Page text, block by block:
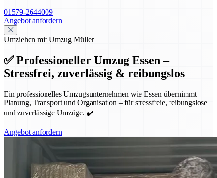
01579-2644009
Angebot anfordern
Umziehen mit Umzug Müller
✅ Professioneller Umzug Essen –
Stressfrei, zuverlässig & reibungslos
Ein professionelles Umzugsunternehmen wie Essen übernimmt
Planung, Transport und Organisation – für stressfreie, reibungslose
und zuverlässige Umzüge. ✔️
Angebot anfordern